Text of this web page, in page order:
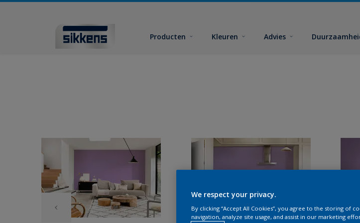
Producten Kleuren Advies
We respect your privacy.
By clicking “Accept All Cookies”, you agree to the storing of
navigation, analyze site usage, and assist in our marketing